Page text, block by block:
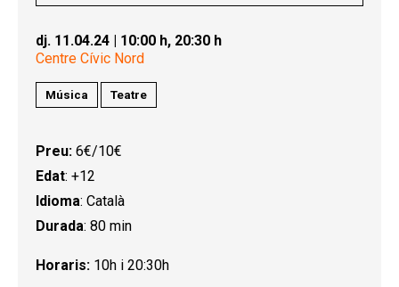
dj. 11.04.24 | 10:00 h, 20:30 h
Centre Cívic Nord
Música Teatre
Preu: 6€/10€
Edat: +12
Idioma: Català
Durada: 80 min
Horaris: 10h i 20:30h